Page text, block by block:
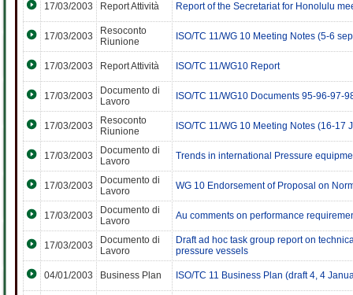
17/03/2003 Report Attività Report of the Secretariat for Honolulu
17/03/2003
Resoconto
Riunione
ISO/TC 11/WG 10 Meeting Notes (5-6
17/03/2003 Report Attività ISO/TC 11/WG10 Report
17/03/2003
Documento di
Lavoro
ISO/TC 11/WG10 Documents 95-96-97-
17/03/2003
Resoconto
Riunione
ISO/TC 11/WG 10 Meeting Notes (16-17
17/03/2003
Documento di
Lavoro
Trends in international Pressure
17/03/2003
Documento di
Lavoro
WG 10 Endorsement of Proposal on
17/03/2003
Documento di
Lavoro
Au comments on performance
17/03/2003
Documento di
Lavoro
Draft ad hoc task group report on
pressure vessels
04/01/2003 Business Plan ISO/TC 11 Business Plan (draft 4, 4